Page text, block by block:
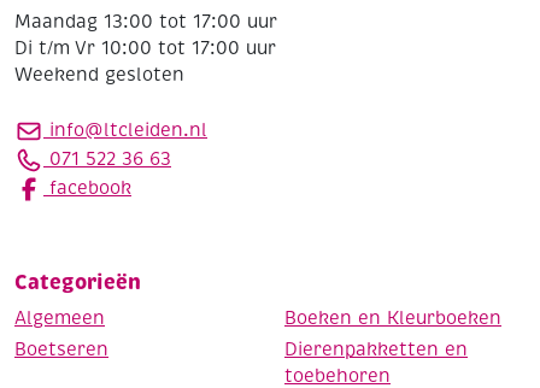
Maandag 13:00 tot 17:00 uur
Di t/m Vr 10:00 tot 17:00 uur
Weekend gesloten
info@ltcleiden.nl
071 522 36 63
facebook
Categorieën
Algemeen
Boeken en Kleurboeken
Boetseren
Dierenpakketten en
toebehoren